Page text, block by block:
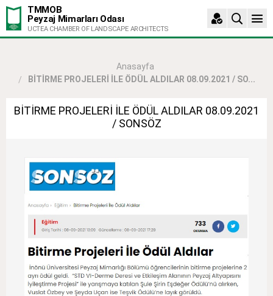
TMMOB
Peyzaj Mimarları Odası
UCTEA CHAMBER OF LANDSCAPE ARCHITECTS
Anasayfa
BİTİRME PROJELERİ İLE ÖDÜL ALDILAR 08.09.2021 / SO...
BİTİRME PROJELERİ İLE ÖDÜL ALDILAR 08.09.2021
/ SONSÖZ